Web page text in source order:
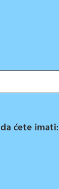
ćete imati: